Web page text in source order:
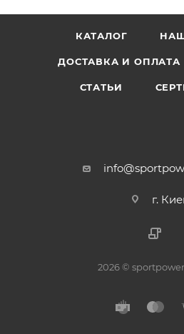
КАТАЛОГ
ДОСТАВКА И ОПЛАТА
СТАТЬИ
г.
2026 ©